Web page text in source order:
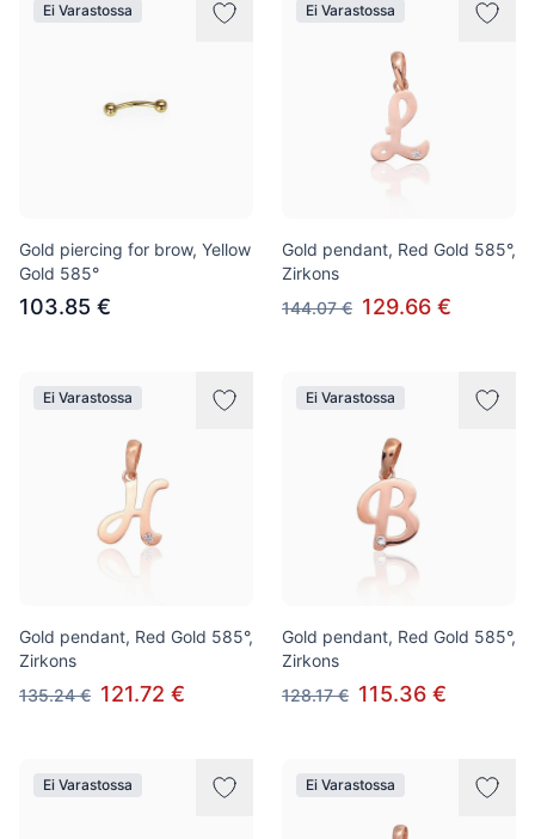
Ei Varastossa
Gold piercing for brow, Yellow
Gold 585°
103.85 €
Ei Varastossa
Gold pendant, Red Gold 585°,
Zirkons
144.07 € 129.66 €
Ei Varastossa
Gold pendant, Red Gold 585°,
Zirkons
135.24 € 121.72 €
Ei Varastossa
Gold pendant, Red Gold 585°,
Zirkons
128.17 € 115.36 €
Ei Varastossa Ei Varastossa